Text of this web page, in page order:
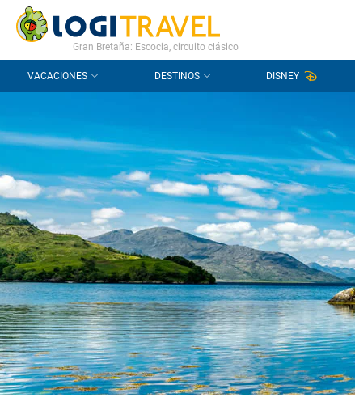
CONTACTO PREGUNTAS FRECUENTES
Gran Bretaña: Escocia, circuito clásico
VACACIONES DESTINOS DISNEY